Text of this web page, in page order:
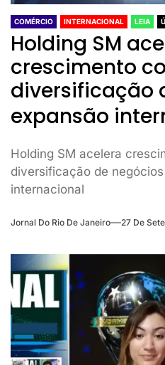
COMÉRCIO INTERNACIONAL LEIA
Holding SM
crescimento
diversificação
expansão
Holding SM acelera
diversificação de
internacional
Jornal Do Rio De Janeiro 27 De